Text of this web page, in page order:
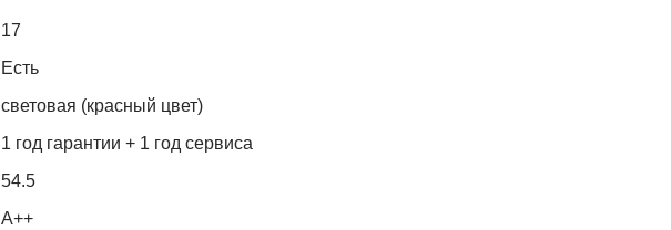
17
Есть
световая (красный цвет)
1 год гарантии + 1 год сервиса
54.5
A++